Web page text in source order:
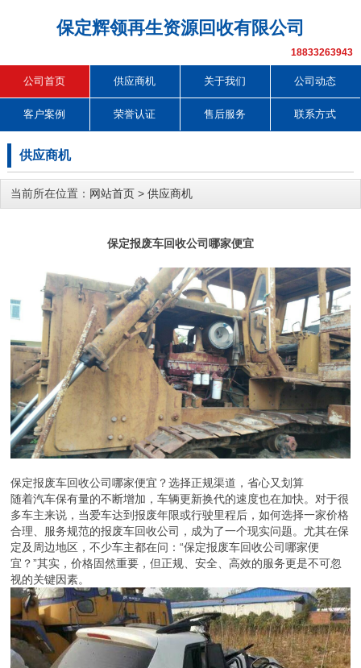
保定辉领再生资源回收有限公司
18833263943
公司首页 供应商机 关于我们 公司动态
客户案例 荣誉认证 售后服务 联系方式
供应商机
当前所在位置： 网站首页 > 供应商机
保定报废车回收公司哪家便宜
保定报废车回收公司哪家便宜？选择正规渠道，省心又划算
随着汽车保有量的不断增加，车辆更新换代的速度也在加快。对于很
多车主来说，当爱车达到报废年限或行驶里程后，如何选择一家价格
合理、服务规范的报废车回收公司，成为了一个现实问题。尤其在保
定及周边地区，不少车主都在问：“保定报废车回收公司哪家便
宜？”其实，价格固然重要，但正规、安全、高效的服务更是不可忽
视的关键因素。